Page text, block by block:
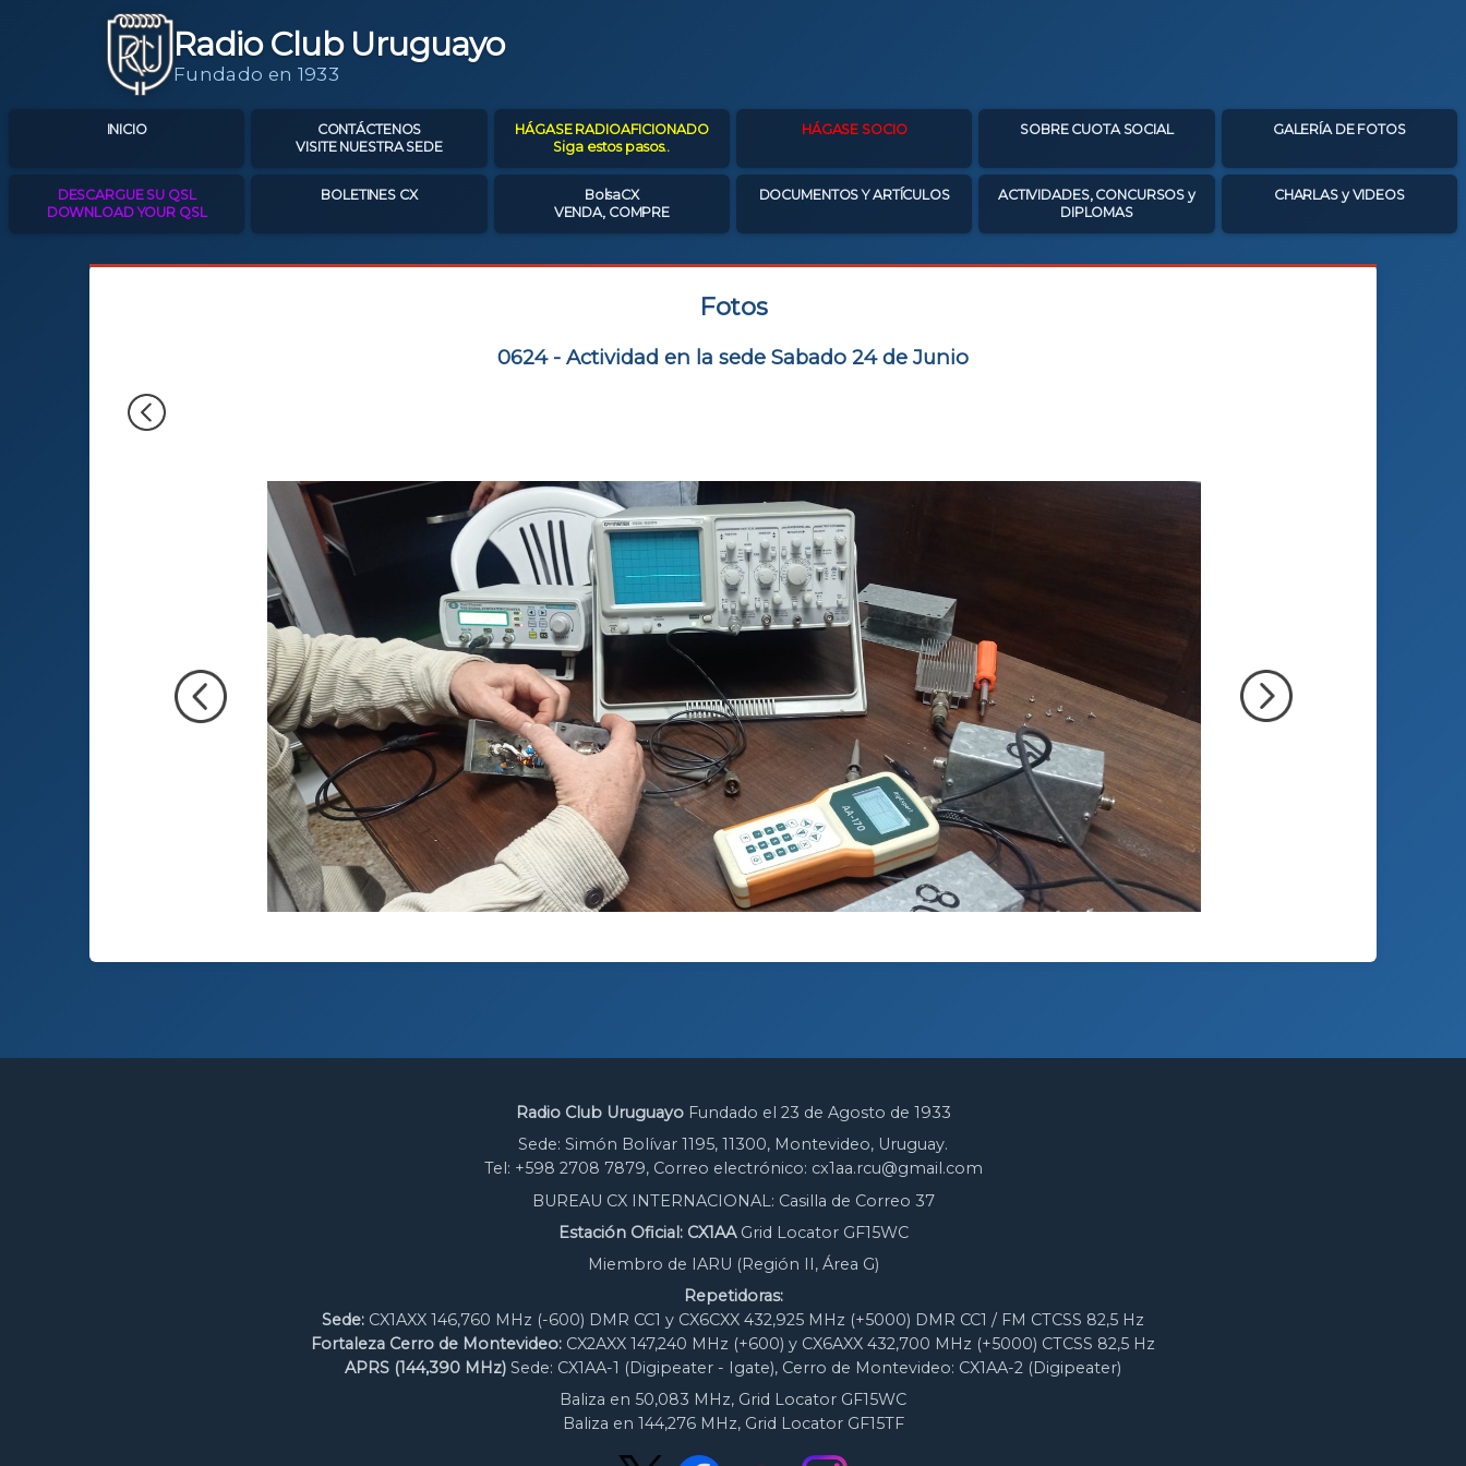
Radio Club Uruguayo
Fundado en 1933
INICIO
CONTÁCTENOS
VISITE NUESTRA SEDE
HÁGASE RADIOAFICIONADO
Siga estos pasos..
HÁGASE SOCIO SOBRE CUOTA SOCIAL GALERÍA DE FOTOS
DESCARGUE SU QSL
DOWNLOAD YOUR QSL
BOLETINES CX
BolsaCX
VENDA, COMPRE
DOCUMENTOS Y ARTÍCULOS
ACTIVIDADES, CONCURSOS y
DIPLOMAS
CHARLAS y VIDEOS
Fotos
0624 - Actividad en la sede Sabado 24 de Junio
Radio Club UruguayoFundado el 23 de Agosto de 1933
Sede: Simón Bolívar 1195, 11300, Montevideo, Uruguay.
Tel: +598 2708 7879, Correo electrónico: cx1aa.rcu@gmail.com
BUREAU CX INTERNACIONAL: Casilla de Correo 37
Estación Oficial: CX1AAGrid Locator GF15WC
Miembro de IARU (Región II, Área G)
Repetidoras:
Sede: CX1AXX 146,760 MHz (-600) DMR CC1 y CX6CXX 432,925 MHz (+5000) DMR CC1 / FM CTCSS 82,5 Hz
Fortaleza Cerro de Montevideo: CX2AXX 147,240 MHz (+600) y CX6AXX 432,700 MHz (+5000) CTCSS 82,5 Hz
APRS (144,390 MHz) Sede: CX1AA-1 (Digipeater - Igate), Cerro de Montevideo: CX1AA-2 (Digipeater)
Baliza en 50,083 MHz, Grid Locator GF15WC
Baliza en 144,276 MHz, Grid Locator GF15TF